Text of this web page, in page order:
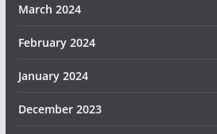
March 2024
February 2024
January 2024
December 2023